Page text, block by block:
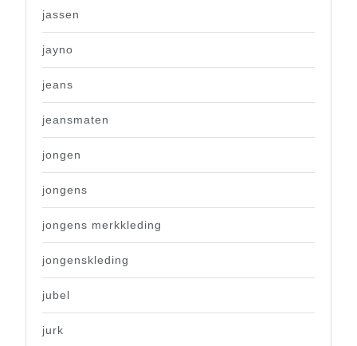
jassen
jayno
jeans
jeansmaten
jongen
jongens
jongens merkkleding
jongenskleding
jubel
jurk